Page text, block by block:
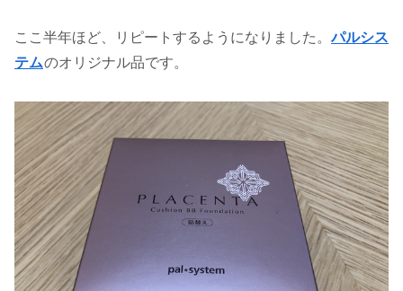
ここ半年ほど、リピートするようになりました。パルシス
テムのオリジナル品です。